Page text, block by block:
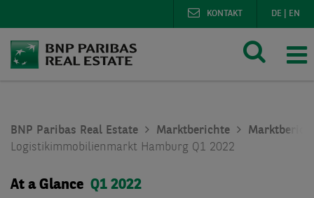
DE EN
KONTAKT
BNP Paribas Real Estate Marktberichte
Logistikimmobilienmarkt Hamburg Q1 2022
At a Glance Q1 2022